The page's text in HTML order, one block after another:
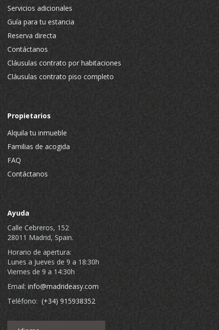
Servicios adicionales
Guía para tu estancia
Reserva directa
Contáctanos
Cláusulas contrato por habitaciones
Cláusulas contrato piso completo
Propietarios
Alquila tu inmueble
Familias de acogida
FAQ
Contáctanos
Ayuda
Calle Cebreros, 152
28011 Madrid, Spain.
Horario de apertura:
Lunes a Jueves de 9 a 18:30h
Viernes de 9 a 14:30h
Email: info@madrideasy.com
Teléfono: (+34) 915938352